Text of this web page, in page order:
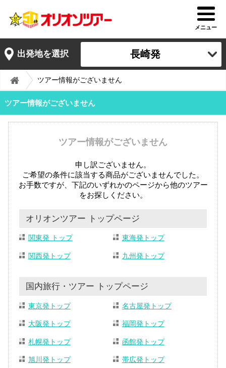
メニュー
出発地を選択 長崎発
ツアー情報がございません
ツアー情報がございません
ツアー情報がございません
申し訳ございません。
ご希望の条件に該当する商品がございませんでした。
お手数ですが、下記のいずれかのページから他のツアー
をお探しください。
オリオンツアー トップページ
関東発 トップ 東海発トップ
関西発トップ 九州発トップ
国内旅行・ツアー トップページ
東京発トップ 名古屋発トップ
大阪発トップ 福岡発トップ
札幌発トップ 函館発トップ
旭川発トップ 帯広発トップ